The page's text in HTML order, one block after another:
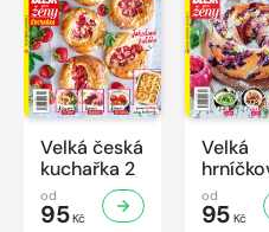
Velká česká
kuchařka 2
od
95Kč
Velká
od
95Kč